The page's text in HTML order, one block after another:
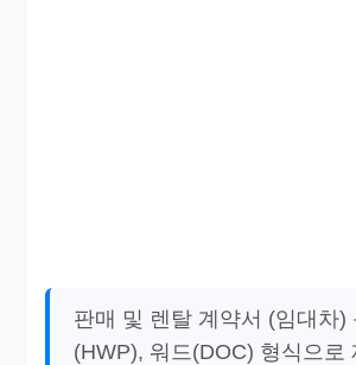
판매 및 렌탈 계약서 (임대차)
(HWP), 워드(DOC) 형식으로